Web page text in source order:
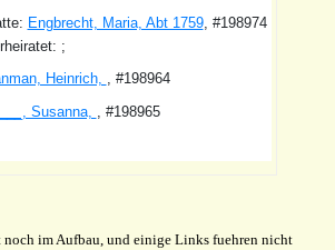
Engbrecht, Maria, Abt 1759, #198974
;
Heinrich, , #198964
Susanna, , #198965
noch im Aufbau, und einige Links fuehren nicht